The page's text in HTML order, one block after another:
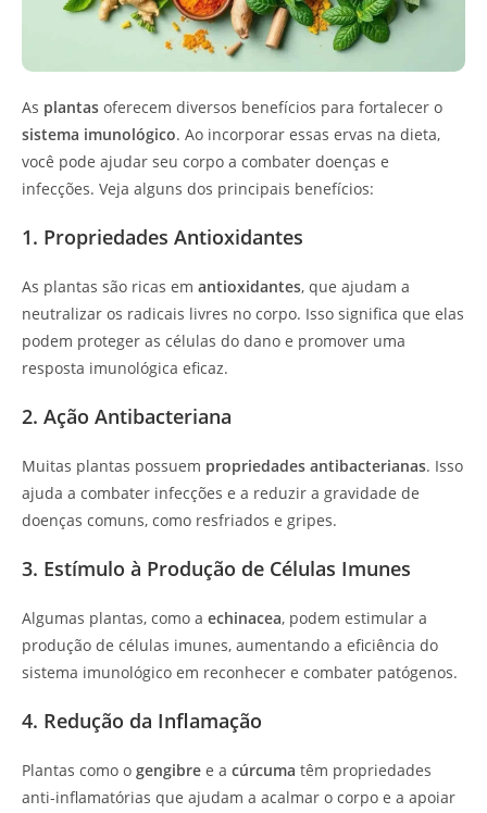
As plantas oferecem diversos benefícios para fortalecer o
sistema imunológico. Ao incorporar essas ervas na dieta,
você pode ajudar seu corpo a combater doenças e
infecções. Veja alguns dos principais benefícios:
1. Propriedades Antioxidantes
As plantas são ricas em antioxidantes, que ajudam a
neutralizar os radicais livres no corpo. Isso significa que elas
podem proteger as células do dano e promover uma
resposta imunológica eficaz.
2. Ação Antibacteriana
Muitas plantas possuem propriedades antibacterianas. Isso
ajuda a combater infecções e a reduzir a gravidade de
doenças comuns, como resfriados e gripes.
3. Estímulo à Produção de Células Imunes
Algumas plantas, como a echinacea, podem estimular a
produção de células imunes, aumentando a eficiência do
sistema imunológico em reconhecer e combater patógenos.
4. Redução da Inflamação
Plantas como o gengibre e a cúrcuma têm propriedades
anti-inflamatórias que ajudam a acalmar o corpo e a apoiar